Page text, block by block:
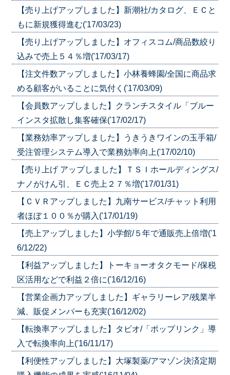
【売り上げアップしました】新潮社/カタログ、ＥＣと
もに新規獲得進む('17/03/23)
【売り上げアップしました】オフィスコム/商品数絞り
込みで売上５４％増('17/03/17)
【注文件数アップしました】小林養蜂園/全国に商品求
める顧客がいることに気付く('17/03/09)
【会員数アップしました】クランチスタイル「ブルー
インスタ拡散し集客確保('17/02/17)
【業務効率アップしました】うきうきワインの玉手箱/
受注管理システム導入で業務効率向上('17/02/10)
【売り上げ アップしました】ＴＳＩホールディングス/
ナノがけん引、ＥＣ売上２７％増('17/01/31)
【ＣＶＲアップしました】九南サービス/チャット利用
者ほぼ１００％が購入('17/01/19)
【売上アップしました】小学館/５年で通販売上倍増('1
6/12/22)
【利益アップしました】トーキョーオタクモード/保税
区活用などで利益２倍に('16/12/16)
【営業企画力アップしました】ギャラリーレア/残業半
減、販促メンバーも充実('16/12/02)
【転換率アップしました】タビオ/「ポップリンク」導
入で転換率向上('16/11/17)
【利便性アップしました】大塚製薬/アマゾン決済定期